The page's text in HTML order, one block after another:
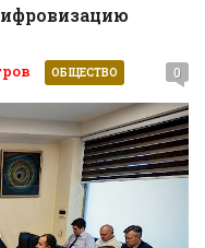
ОБЩЕСТВО 0